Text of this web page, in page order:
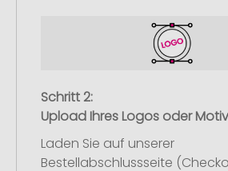
Schritt 2:
Upload Ihres Logos oder
Laden Sie auf unserer
Bestellabschlussseite